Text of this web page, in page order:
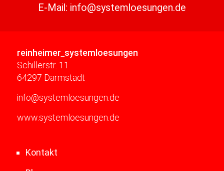
E-Mail: info@systemloesungen.de
reinheimer systemloesungen
Schillerstr. 11
64297 Darmstadt
info@systemloesungen.de
www.systemloesungen.de
Kontakt